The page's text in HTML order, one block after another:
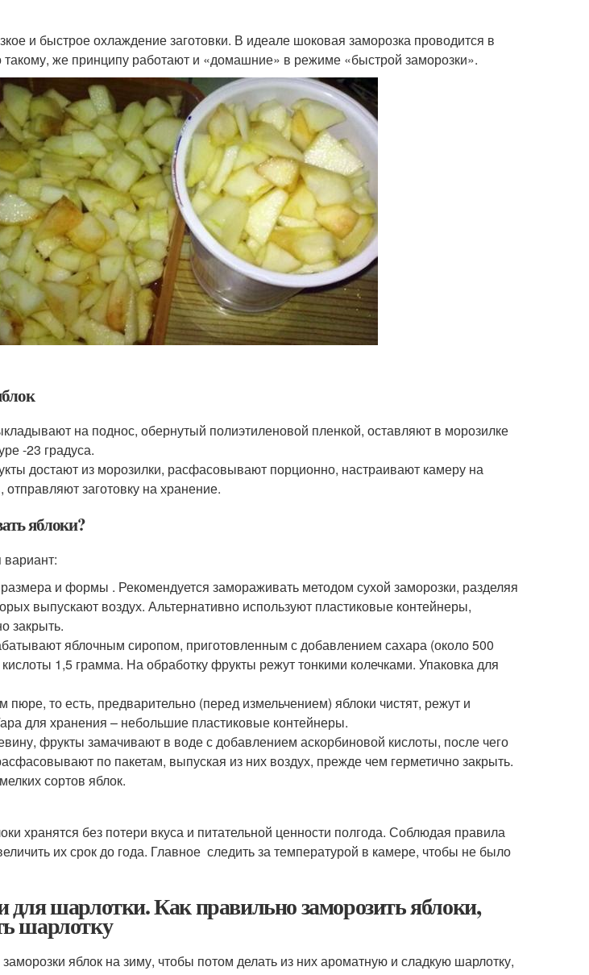
и быстрое охлаждение заготовки. В идеале шоковая заморозка проводится в
же принципу работают и «домашние» в режиме «быстрой заморозки».
на поднос, обернутый полиэтиленовой пленкой, оставляют в морозилке
-23 градуса.
достают из морозилки, расфасовывают порционно, настраивают камеру на
отправляют заготовку на хранение.
яблоки?
и формы . Рекомендуется замораживать методом сухой заморозки, разделяя
выпускают воздух. Альтернативно используют пластиковые контейнеры,
закрыть.
яблочным сиропом, приготовленным с добавлением сахара (около 500
1,5 грамма. На обработку фрукты режут тонкими колечками. Упаковка для
пюре, то есть, предварительно (перед измельчением) яблоки чистят, режут и
для хранения – небольшие пластиковые контейнеры.
фрукты замачивают в воде с добавлением аскорбиновой кислоты, после чего
по пакетам, выпуская из них воздух, прежде чем герметично закрыть.
сортов яблок.
хранятся без потери вкуса и питательной ценности полгода. Соблюдая правила
их срок до года. Главное следить за температурой в камере, чтобы не было
для шарлотки. Как правильно заморозить яблоки,
шарлотку
яблок на зиму, чтобы потом делать из них ароматную и сладкую шарлотку,